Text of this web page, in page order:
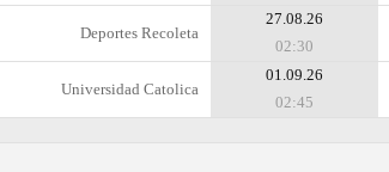
Deportes Recoleta
27.08.26
02:30
Universidad Catolica
01.09.26
02:45